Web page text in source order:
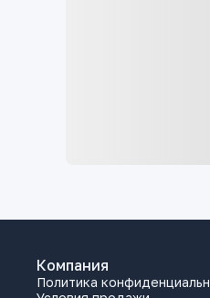
Компания
Политика